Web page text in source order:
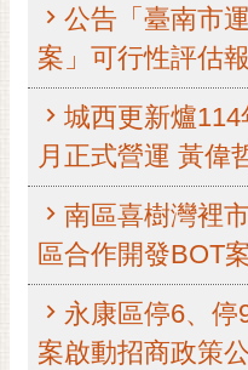
花
祭
訂
RSS
公告「臺南市
案」可行性評估
城西更新爐
月正式營運 黃偉
南區喜樹灣裡
區合作開發BOT
永康區停6、
案啟動招商政策